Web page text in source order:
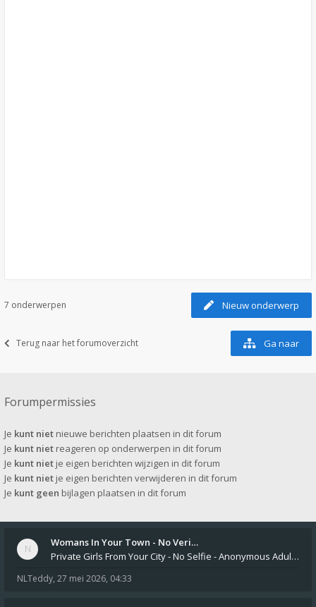
Nieuw onderwerp
7 onderwerpen
Terug naar het forumoverzicht Ga naar
Forumpermissies
Je kunt niet nieuwe berichten plaatsen in dit forum
Je kunt niet reageren op onderwerpen in dit forum
Je kunt niet je eigen berichten wijzigen in dit forum
Je kunt niet je eigen berichten verwijderen in dit forum
Je kunt geen bijlagen plaatsen in dit forum
Womans In Your Town - No Veri…
Private Girls From Your City - No Selfie - Anonymous Adult Dating https://privatedates.live Private Girls In Your
NLTeddy, 27 mei 2026, 04:33